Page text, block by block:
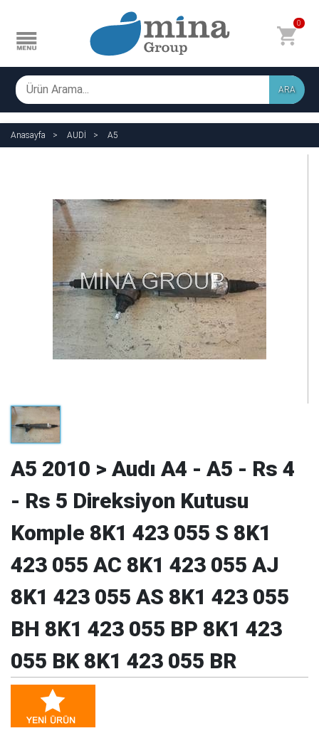
0
ARA
Anasayfa AUDİ A5
A5 2010 > Audı A4 - A5 - Rs 4
- Rs 5 Direksiyon Kutusu
Komple 8K1 423 055 S 8K1
423 055 AC 8K1 423 055 AJ
8K1 423 055 AS 8K1 423 055
BH 8K1 423 055 BP 8K1 423
055 BK 8K1 423 055 BR